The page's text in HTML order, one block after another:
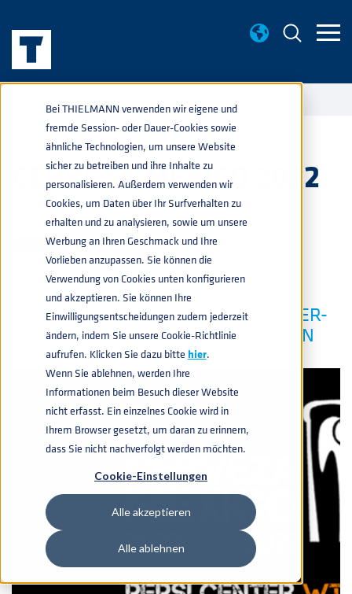
Bei THIELMANN verwenden wir eigene und
fremde Session- oder Dauer-Cookies sowie
ähnliche Technologien, um unsere Website
sicher zu betreiben und ihre Inhalte zu
personalisieren. Außerdem verwenden wir
Cookies, um Daten über Ihr Surfverhalten zu
erhalten und zu analysieren, sowie um unsere
Werbung an Ihren Geschmack und Ihre
Vorlieben anzupassen. Sie können die
Verwendung von Cookies unten konfigurieren
und akzeptieren. Sie können Ihre
Einwilligungsentscheidungen zudem jederzeit
ändern, indem Sie unsere Cookie-Richtlinie
aufrufen. Klicken Sie dazu bitte hier.
Wenn Sie ablehnen, werden Ihre
Informationen beim Besuch dieser Website
nicht erfasst. Ein einzelnes Cookie wird in
Ihrem Browser gesetzt, um daran zu erinnern,
dass Sie nicht nachverfolgt werden möchten.
Cookie-Einstellungen
Alle akzeptieren
Alle ablehnen
CERVEZA MEXICO 2022
GETRÄNKE 09.06.2022 11:06:44
THIELMANN IST HOCHERFREUT, AUF
MEXIKOS UMFASSENDSTE CRAFT-BIER-
VERANSTALTUNG ZURÜCKZUKEHREN